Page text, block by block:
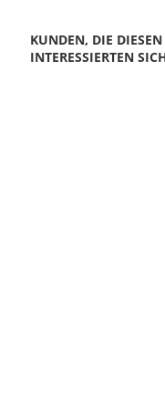
KUNDEN, DIE
INTERESSIERTEN